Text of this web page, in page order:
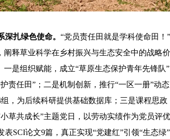
深扎绿色使命‌。‌ “党员责任田就是学科使命田
阐释草业科学在乡村振兴与生态安全中的战略
一是‌组织赋能，成立“草原生态保护青年先锋队
责任田”；二是‌机制创新，推行“一区一册”动
，为后续科研提供基础数据库；三是‌课程思
草共成长”主题党日，以劳动实绩作为党员评
SCI论文9篇，真正实现“党建红”引领“生态绿”